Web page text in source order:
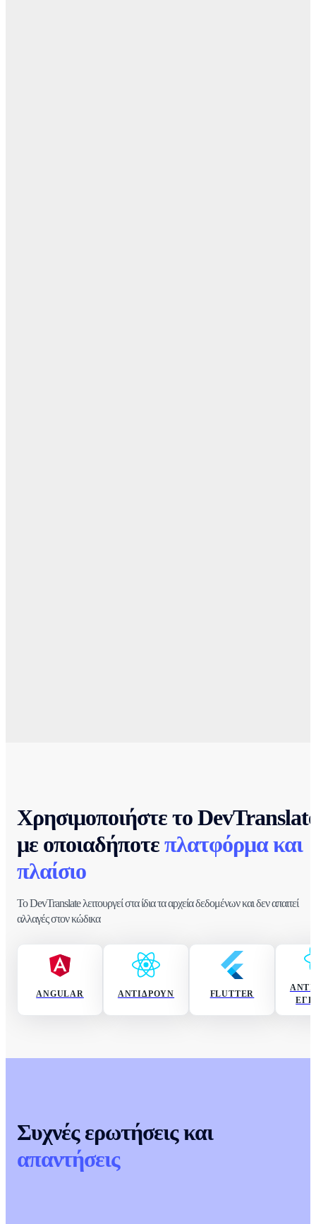
Χρησιμοποιήστε το
με οποιαδήποτεπλατφόρμα και
πλαίσιο
Το DevTranslate λειτουργεί στα ίδια τα αρχεία δεδομένων και δεν απαιτεί
αλλαγές στον κώδικα
ANGULAR ΑΝΤΙΔΡΟΎΝ FLUTTER
Συχνές ερωτήσεις και
απαντήσεις